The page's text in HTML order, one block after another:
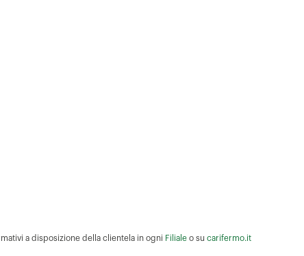
a disposizione della clientela in ogni Filiale o sucarifermo.it